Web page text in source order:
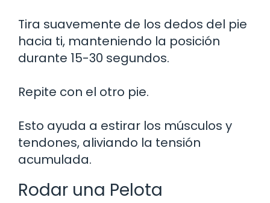
Tira suavemente de los dedos del pie
hacia ti, manteniendo la posición
durante 15-30 segundos.
Repite con el otro pie.
Esto ayuda a estirar los músculos y
tendones, aliviando la tensión
acumulada.
Rodar una Pelota